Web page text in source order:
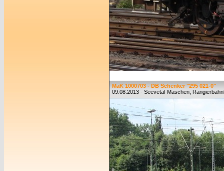
MaK 1000703 - DB Schenker "295 021-0"
09.08.2013 - Seevetal-Maschen,